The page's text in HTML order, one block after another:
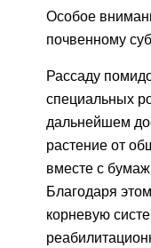
Особое
почвенному
Рассаду
специальных
дальнейшем
растение от
вместе с
Благодаря
корневую